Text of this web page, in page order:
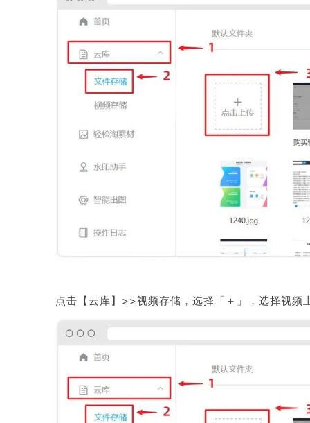
点击【 云库】>>视频存储，选择「＋」，选择视频